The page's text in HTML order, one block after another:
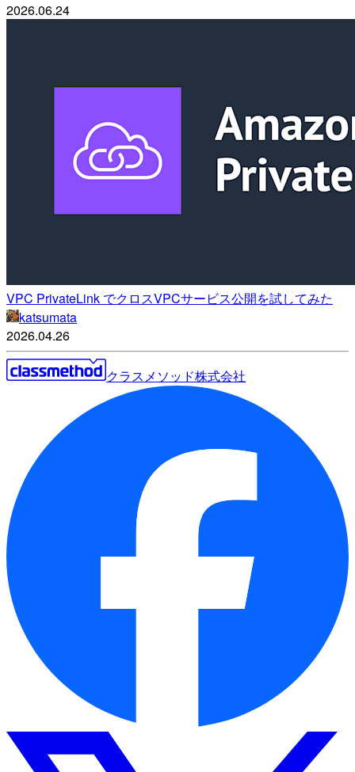
2026.06.24
VPC PrivateLink でクロスVPCサービス公開を試してみた
katsumata
2026.04.26
クラスメソッド株式会社